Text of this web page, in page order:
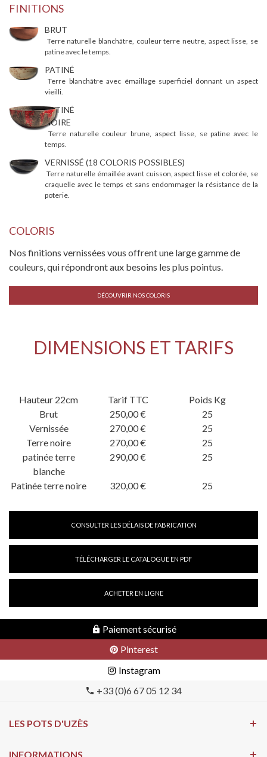
FINITIONS
BRUT
Terre naturelle blanchâtre, couleur terre neutre, aspect lisse, se
patine avec le temps.
PATINÉ
Terre blanchâtre avec émaillage superficiel donnant un aspect
vieilli.
PATINÉ
NOIRE
Terre naturelle couleur brune, aspect lisse, se patine avec le
temps.
VERNISSÉ (18 COLORIS POSSIBLES)
Terre naturelle émaillée avant cuisson, aspect lisse et colorée, se
craquelle avec le temps et sans endommager la résistance de la
poterie.
COLORIS
Nos finitions vernissées vous offrent une large gamme de
couleurs, qui répondront aux besoins les plus pointus.
DÉCOUVRIR NOS COLORIS
DIMENSIONS ET TARIFS
Hauteur 22cm Tarif TTC
Poids Kg
Brut
250,00 €
25
Vernissée
270,00 €
25
Terre noire
270,00 €
25
patinée terre
blanche
290,00 € 25
Patinée terre noire 320,00 € 25
CONSULTER LES DÉLAIS DE FABRICATION
TÉLÉCHARGER LE CATALOGUE EN PDF
ACHETER EN LIGNE
Paiement sécurisé
Pinterest
Instagram
+33 (0)6 67 05 12 34
LES POTS D'UZÈS
INFORMATIONS